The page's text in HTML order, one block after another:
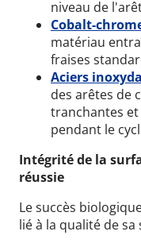
niveau de
Cobalt-
matériau
fraises
Aciers
des arêtes de
tranchantes
pendant le
Intégrité de la
réussie
Le succès
lié à la qualité de sa